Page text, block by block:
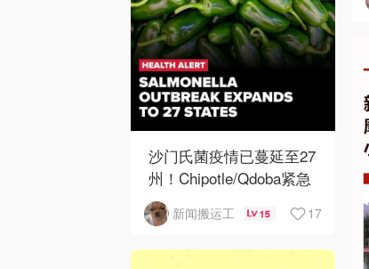
沙门氏菌疫情已蔓延至27
州！Chipotle/Qdoba紧急
下架辣椒
新闻搬运工 15 17